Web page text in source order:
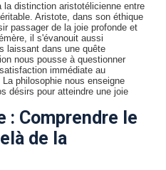
la distinction aristotélicienne entre
Aristote, dans son éthique
passager de la joie profonde et
il s'évanouit aussi
laissant dans une quête
nous pousse à questionner
immédiate au
philosophie nous enseigne
désirs pour atteindre une joie
: Comprendre le
de la